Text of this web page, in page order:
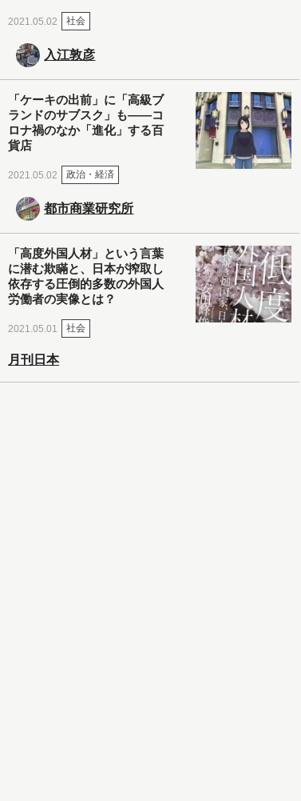
2021.05.02 社会
入江敦彦
「ケーキの出前」に「高級ブ
ランドのサブスク」も――コ
ロナ禍のなか「進化」する百
貨店
2021.05.02 政治・経済
都市商業研究所
「高度外国人材」という言葉
に潜む欺瞞と、日本が搾取し
依存する圧倒的多数の外国人
労働者の実像とは？
2021.05.01 社会
月刊日本